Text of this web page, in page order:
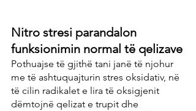
Nitro stresi parandalon
funksionimin normal të qelizave
Pothuajse të gjithë tani janë të njohur
me të ashtuquajturin stres oksidativ, në
të cilin radikalet e lira të oksigjenit
dëmtojnë qelizat e trupit dhe